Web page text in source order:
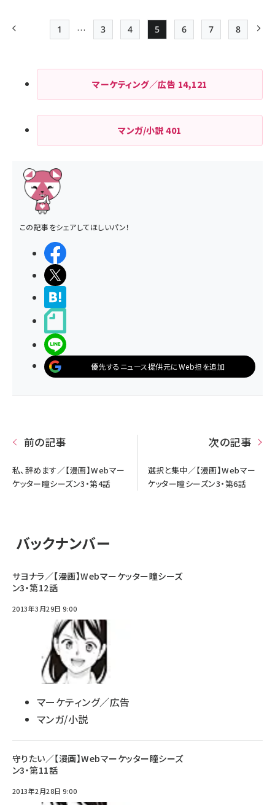
ジ
送
り
前ページ 先頭ページ
1 …
Page
3
Page
4
Page
5
Page
6
Page
7
最終ペ
8
マーケティング／広告 14,121
マンガ/小説401
この記事をシェアしてほしいパン！
優先するニュース提供元にWeb担を追加
前の記事
私、辞めます／【漫画】Webマー
ケッター瞳シーズン3・第4話
次の記事
選択と集中／【漫画】Webマー
ケッター瞳シーズン3・第6話
バックナンバー
サヨナラ／【漫画】Webマーケッター瞳シーズ
ン3・第12話
2013年3月29日 9:00
マーケティング／広告
マンガ/小説
守りたい／【漫画】Webマーケッター瞳シーズ
ン3・第11話
2013年2月28日 9:00